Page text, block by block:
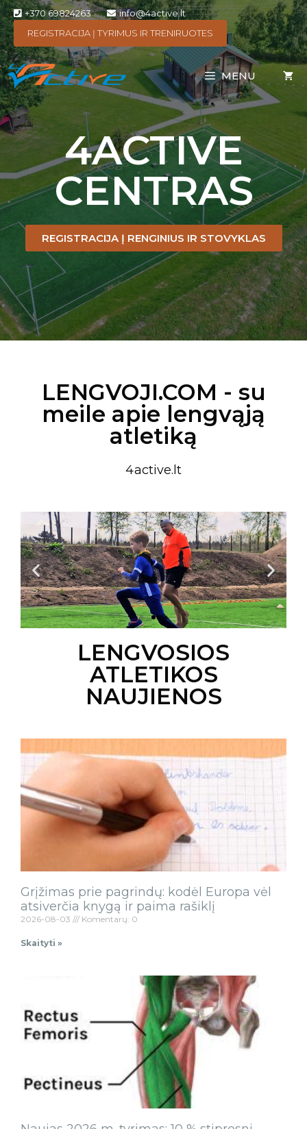
+370 69824263
info@4active.lt
REGISTRACIJA Į TYRIMUS IR TRENIRUOTES
MENU
4ACTIVE
CENTRAS
REGISTRACIJA Į RENGINIUS IR STOVYKLAS
LENGVOJI.COM - su
meile apie lengvąją
atletiką
4active.lt
Asmeninės
treniruotės
LENGVOSIOS
ATLETIKOS
NAUJIENOS
Grįžimas prie pagrindų: kodėl Europa vėl
atsiverčia knygą ir paima rašiklį
2026-08-03 Komentarų: 0
Skaityti »